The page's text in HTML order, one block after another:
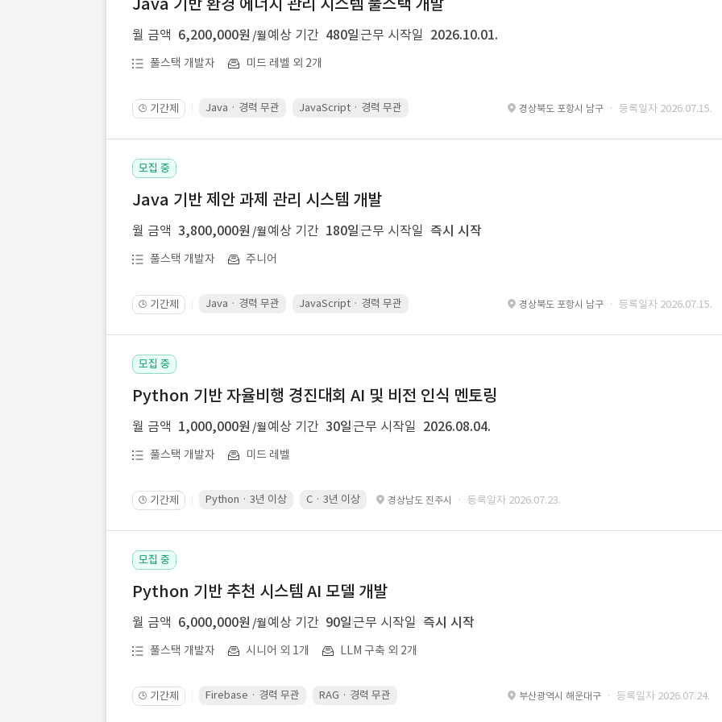
월 금액 6,200,000원 /월예상 기간 480일 근무 시작일 2026.10.01.
풀스택 개발자 미드 레벨 외 2개
🕒 기간제 Java · 경력 무관 JavaScript · 경력 무관 Spring Boot · 경력 무관 Spring · 경력 무관 MyBatis · 경력
경상북도 포항시 남구 · 등록일자 2026.07.15.
모집 중
Java 기반 제안 과제 관리 시스템 개발
월 금액 3,800,000원 /월예상 기간 180일 근무 시작일 즉시 시작
풀스택 개발자 주니어
🕒 기간제 Java · 경력 무관 JavaScript · 경력 무관 경상북도 포항시 남구 · 등록일자 2026.07.15.
모집 중
Python 기반 자율비행 경진대회 AI 및 비전 인식 멘토링
월 금액 1,000,000원 /월예상 기간 30일 근무 시작일 2026.08.04.
풀스택 개발자 미드 레벨
🕒 기간제 Python · 3년 이상 C · 3년 이상 경상남도 진주시 · 등록일자 2026.07.23.
모집 중
Python 기반 추천 시스템 AI 모델 개발
월 금액 6,000,000원 /월예상 기간 90일 근무 시작일 즉시 시작
풀스택 개발자 시니어 외 1개 LLM 구축 외 2개
🕒 기간제 Firebase · 경력 무관 RAG · 경력 무관 re-ranking · 경력 무관 Python · 경력 무관 embedding · 경
부산광역시 해운대구 · 등록일자 2026.07.24.